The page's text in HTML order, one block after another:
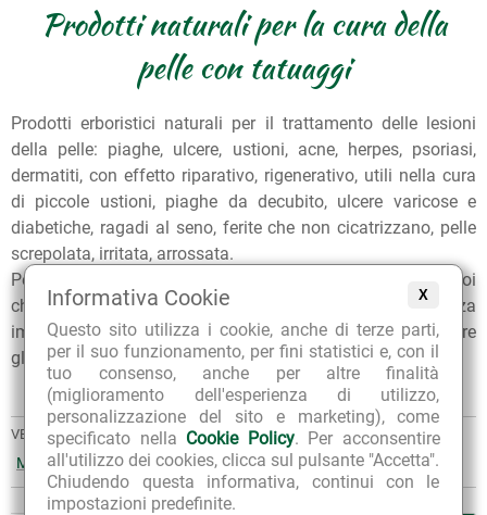
X
Informativa Cookie
Questo sito utilizza i cookie, anche di terze parti,
per il suo funzionamento, per fini statistici e, con il
tuo consenso, anche per altre finalità
(miglioramento dell'esperienza di utilizzo,
personalizzazione del sito e marketing), come
specificato nella Cookie Policy. Per acconsentire
all'utilizzo dei cookies, clicca sul pulsante "Accetta".
Chiudendo questa informativa, continui con le
impostazioni predefinite.
Prodotti naturali per la cura della
pelle con tatuaggi
Prodotti erboristici naturali per il trattamento delle lesioni
della pelle: piaghe, ulcere, ustioni, acne, herpes, psoriasi,
dermatiti, con effetto riparativo, rigenerativo, utili nella cura
di piccole ustioni, piaghe da decubito, ulcere varicose e
diabetiche, ragadi al seno, ferite che non cicatrizzano, pelle
screpolata, irritata, arrossata.
Per qualunque consiglio sull'utilizzo dei nostri prodotti, puoi
chiedere ai nostri erboristi una
e senza
impegno. Per ulteriori informazioni, inoltre, puoi consultare
gli
Articoli di approfondimentosul nostro blog.
VEDI ANCHE:
Micosi Smagliature Acne